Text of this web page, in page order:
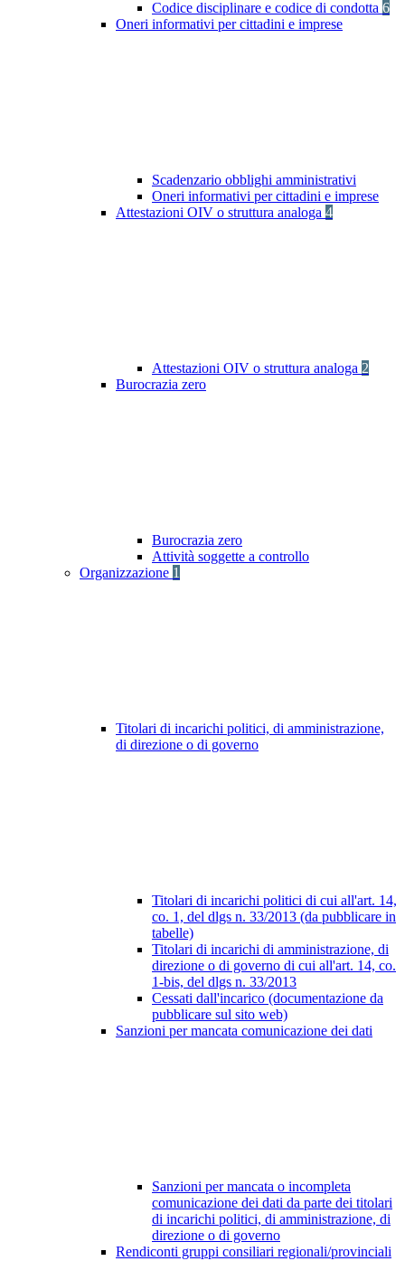
Codice disciplinare e codice di condotta 6
Oneri informativi per cittadini e imprese
Scadenzario obblighi amministrativi
Oneri informativi per cittadini e imprese
Attestazioni OIV o struttura analoga 4
Attestazioni OIV o struttura analoga 2
Burocrazia zero
Burocrazia zero
Attività soggette a controllo
Organizzazione 1
Titolari di incarichi politici, di amministrazione,
di direzione o di governo
Titolari di incarichi politici di cui all'art. 14,
co. 1, del dlgs n. 33/2013 (da pubblicare in
tabelle)
Titolari di incarichi di amministrazione, di
direzione o di governo di cui all'art. 14, co.
1-bis, del dlgs n. 33/2013
Cessati dall'incarico (documentazione da
pubblicare sul sito web)
Sanzioni per mancata comunicazione dei dati
Sanzioni per mancata o incompleta
comunicazione dei dati da parte dei titolari
di incarichi politici, di amministrazione, di
direzione o di governo
Rendiconti gruppi consiliari regionali/provinciali